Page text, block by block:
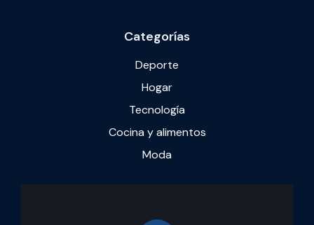
Categorías
Deporte
Hogar
Tecnología
Cocina y alimentos
Moda